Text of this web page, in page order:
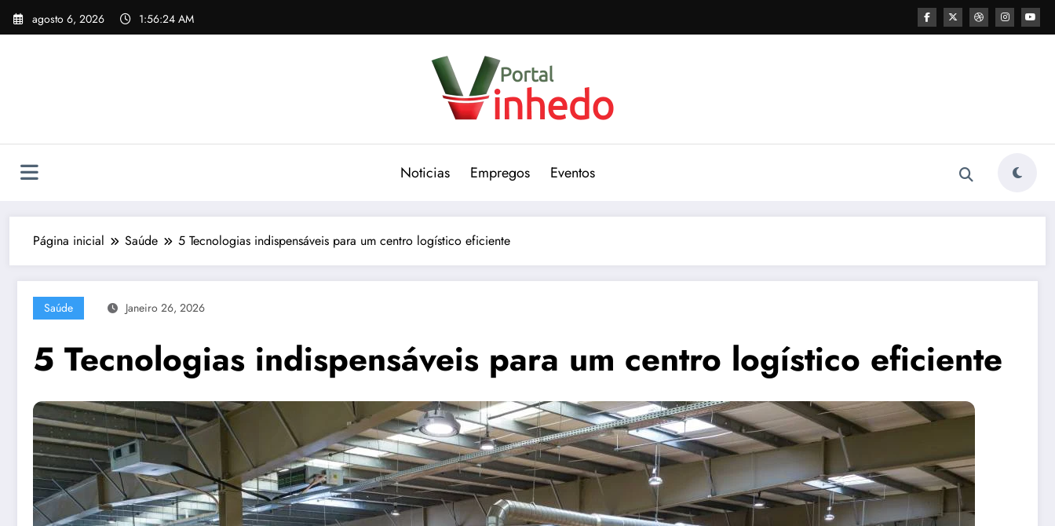
Pular
para
agosto 6, 2026 1:56:26 AM
Noticias Empregos Eventos
Página inicial Saúde 5 Tecnologias indispensáveis para um centro logístico eficiente
Saúde Janeiro 26, 2026
5 Tecnologias indispensáveis para um centro logístico eficiente